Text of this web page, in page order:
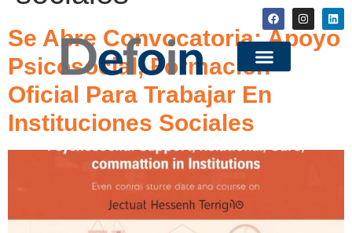
Se Abre Convocatoria: Apoyo
Psicosocial, Formación
Oficial Para Trabajar En
Instituciones Sociales